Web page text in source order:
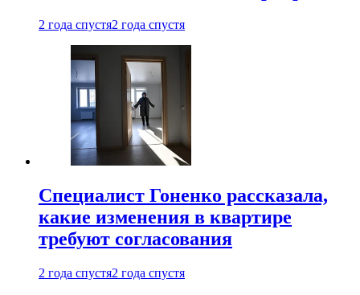
2 года спустя2 года спустя
Специалист Гоненко рассказала,
какие изменения в квартире
требуют согласования
2 года спустя2 года спустя